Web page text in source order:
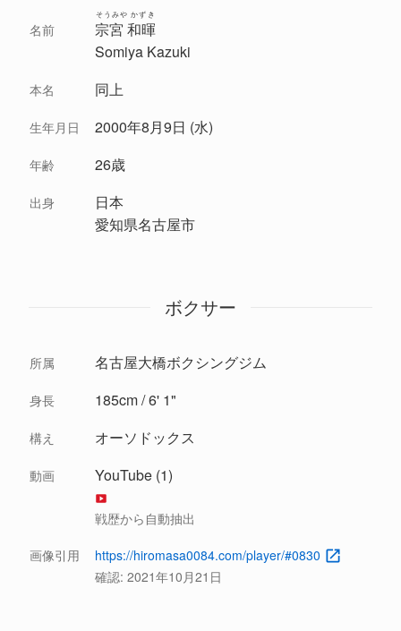
名前 宗宮 和暉
そうみや かずき
Somiya Kazuki
本名 同上
生年月日 2000年8月9日 (水)
年齢 26歳
出身
日本
愛知県名古屋市
ボクサー
所属 名古屋大橋ボクシングジム
身長 185cm / 6' 1"
構え オーソドックス
動画 YouTube (1)
戦歴から自動抽出
画像引用
https://hiromasa0084.com/player/#0830
確認: 2021年10月21日